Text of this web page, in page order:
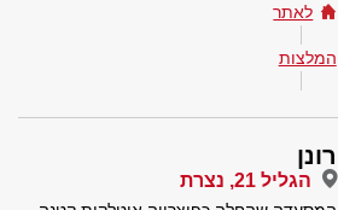
לאתר
המלצות
רונן
הגליל 21, נצרת